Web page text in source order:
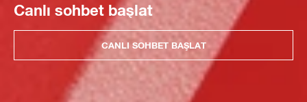
Canlı sohbet başlat
CANLI SOHBET BAŞLAT